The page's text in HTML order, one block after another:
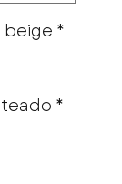
beige *
*